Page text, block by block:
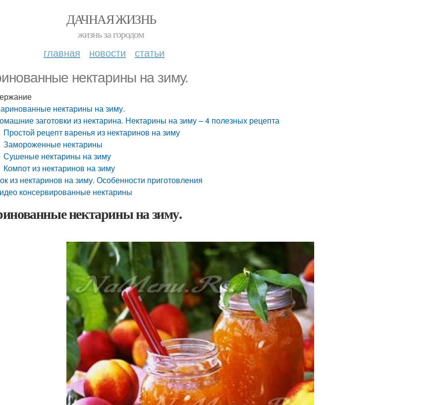
ДАЧНАЯ ЖИЗНЬ
жизнь за городом
главная новости статьи
нектарины на зиму.
нектарины на зиму.
заготовки из нектарина. Нектарины на зиму – 4 полезных рецепта
Простой рецепт варенья из нектаринов на зиму
Замороженные нектарины
Сушеные нектарины на зиму
Компот из нектаринов на зиму
из нектаринов на зиму. Особенности приготовления
консервированные нектарины
нектарины на зиму.